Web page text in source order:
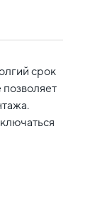
срок